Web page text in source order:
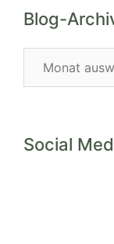
Blog-
Social